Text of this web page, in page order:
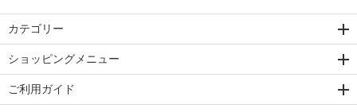
カテゴリー
ショッピングメニュー
ご利用ガイド